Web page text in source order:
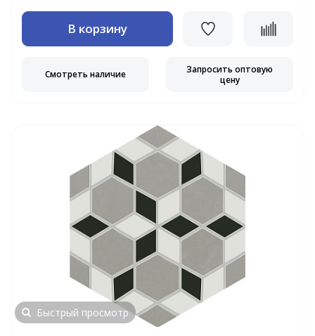
В корзину
Смотреть наличие
Запросить оптовую
цену
Быстрый просмотр